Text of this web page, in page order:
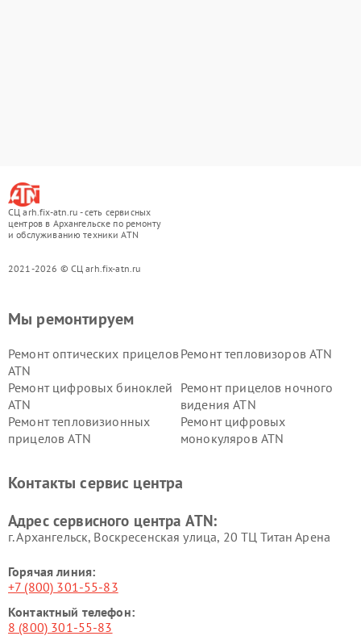
СЦ arh.fix-atn.ru - сеть сервисных
центров в Архангельске по ремонту
и обслуживанию техники ATN
2021-2026 © СЦ arh.fix-atn.ru
Мы ремонтируем
Ремонт оптических прицелов
ATN
Ремонт тепловизоров ATN
Ремонт цифровых биноклей
ATN
Ремонт прицелов ночного
видения ATN
Ремонт тепловизионных
прицелов ATN
Ремонт цифровых
монокуляров ATN
Контакты сервис центра
Адрес сервисного центра ATN:
г. Архангельск, Воскресенская улица, 20 ТЦ Титан Арена
Горячая линия:
+7 (800) 301-55-83
Контактный телефон:
8 (800) 301-55-83